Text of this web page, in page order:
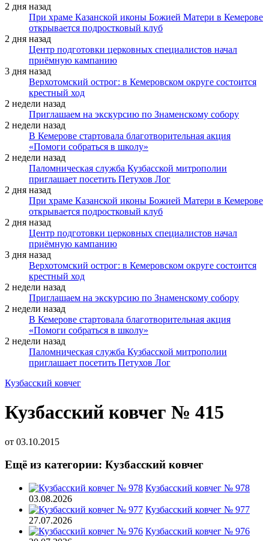
2 дня назад
При храме Казанской иконы Божией Матери в Кемерове
открывается подростковый клуб
2 дня назад
Центр подготовки церковных специалистов начал
приёмную кампанию
3 дня назад
Верхотомский острог: в Кемеровском округе состоится
крестный ход
2 недели назад
Приглашаем на экскурсию по Знаменскому собору
2 недели назад
В Кемерове стартовала благотворительная акция
«Помоги собраться в школу»
2 недели назад
Паломническая служба Кузбасской митрополии
приглашает посетить Петухов Лог
2 дня назад
При храме Казанской иконы Божией Матери в Кемерове
открывается подростковый клуб
2 дня назад
Центр подготовки церковных специалистов начал
приёмную кампанию
3 дня назад
Верхотомский острог: в Кемеровском округе состоится
крестный ход
2 недели назад
Приглашаем на экскурсию по Знаменскому собору
2 недели назад
В Кемерове стартовала благотворительная акция
«Помоги собраться в школу»
2 недели назад
Паломническая служба Кузбасской митрополии
приглашает посетить Петухов Лог
Кузбасский ковчег
Кузбасский ковчег № 415
от 03.10.2015
Ещё из категории: Кузбасский ковчег
Кузбасский ковчег № 978
03.08.2026
Кузбасский ковчег № 977
27.07.2026
Кузбасский ковчег № 976